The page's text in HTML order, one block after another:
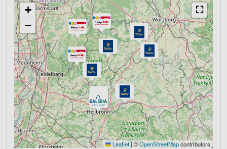
⛶
+
−
Leaflet|©OpenStreetMapcontributors